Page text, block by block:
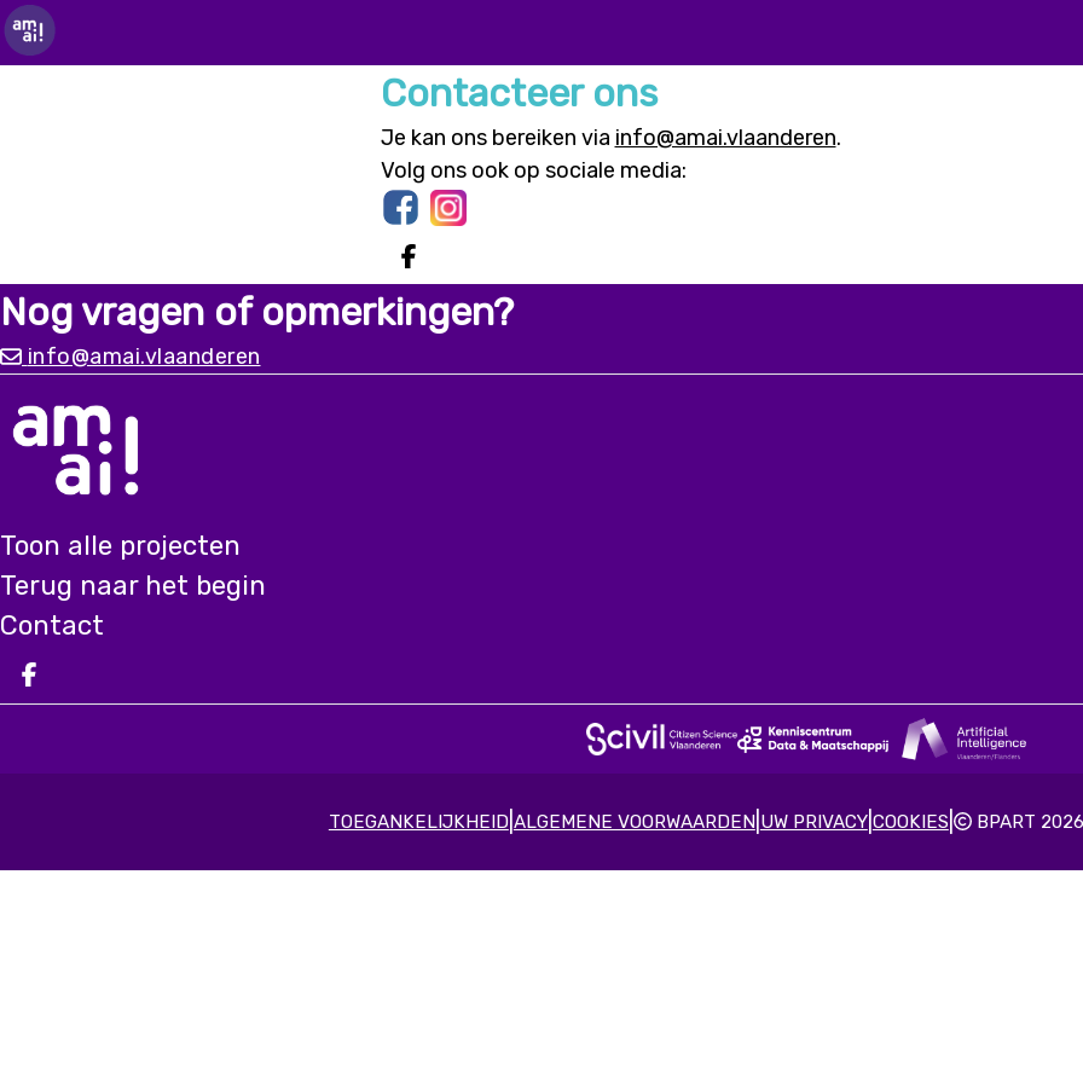
Contacteer ons
Je kan ons bereiken via info@amai.vlaanderen.
Volg ons ook op sociale media:
Deel op facebook
Nog vragen of opmerkingen?
info@amai.vlaanderen
Toon alle projecten
Terug naar het begin
Contact
Deel op facebook
TOEGANKELIJKHEID| ALGEMENE VOORWAARDEN| UW PRIVACY| COOKIES BPART